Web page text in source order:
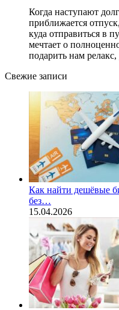
Когда наступают
приближается
куда отправиться в
мечтает о
подарить нам
Свежие записи
Как найти дешёвые
без…
15.04.2026